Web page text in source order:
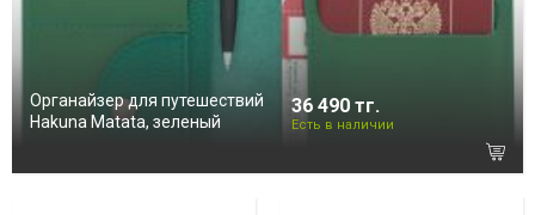
Органайзер для путешествий
Hakuna Matata, зеленый
36 490 тг.
Есть в наличии